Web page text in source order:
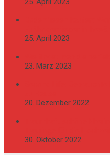
25. April 2023
23. März 2023
20. Dezember 2022
30. Oktober 2022